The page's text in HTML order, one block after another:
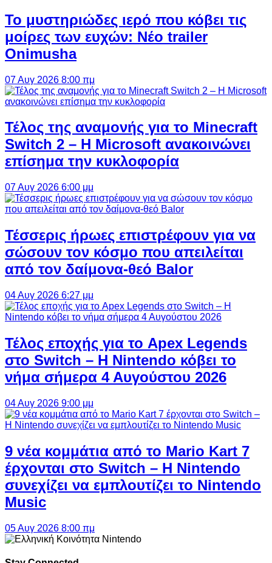
Το μυστηριώδες ιερό που κόβει τις
μοίρες των ευχών: Νέο trailer
Onimusha
07 Αυγ 2026 8:00 πμ
Τέλος της αναμονής για το Minecraft
Switch 2 – Η Microsoft ανακοινώνει
επίσημα την κυκλοφορία
07 Αυγ 2026 6:00 μμ
Τέσσερις ήρωες επιστρέφουν για να
σώσουν τον κόσμο που απειλείται
από τον δαίμονα-θεό Balor
04 Αυγ 2026 6:27 μμ
Τέλος εποχής για το Apex Legends
στο Switch – Η Nintendo κόβει το
νήμα σήμερα 4 Αυγούστου 2026
04 Αυγ 2026 9:00 μμ
9 νέα κομμάτια από το Mario Kart 7
έρχονται στο Switch – Η Nintendo
συνεχίζει να εμπλουτίζει το Nintendo
Music
05 Αυγ 2026 8:00 πμ